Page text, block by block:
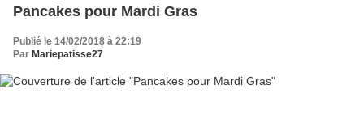
Pancakes pour Mardi Gras
Publié le 14/02/2018 à 22:19
Par Mariepatisse27